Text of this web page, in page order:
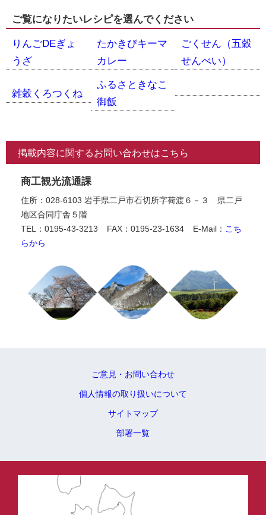
ご覧になりたいレシピを選んでください
りんごDEぎょ
うざ
たかきびキーマ
カレー
ごくせん（五穀
せんべい）
雑穀くろつくね
ふるさときなこ
御飯
掲載内容に関するお問い合わせはこちら
商工観光流通課
住所：028-6103 岩手県二戸市石切所字荷渡６－３ 県二戸
地区合同庁舎５階
TEL：0195-43-3213
FAX：0195-23-1634 E-Mail： こち
らから
ご意見・お問い合わせ
個人情報の取り扱いについて
サイトマップ
部署一覧